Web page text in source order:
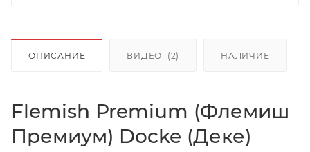
ОПИСАНИЕ ВИДЕО (2) НАЛИЧИЕ
Flemish Premium (Флемиш
Премиум) Docke (Деке)